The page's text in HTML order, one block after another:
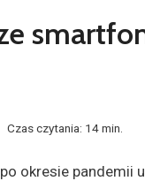
Czas czytania: 14min.
okresie pandemii